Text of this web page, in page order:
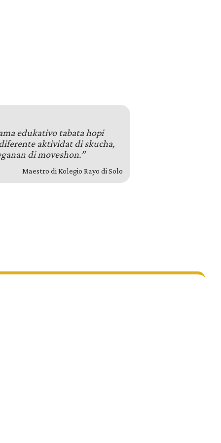
edukativo tabata hopi
aktividat di skucha,
di moveshon.”
Maestro di Kolegio Rayo di Solo